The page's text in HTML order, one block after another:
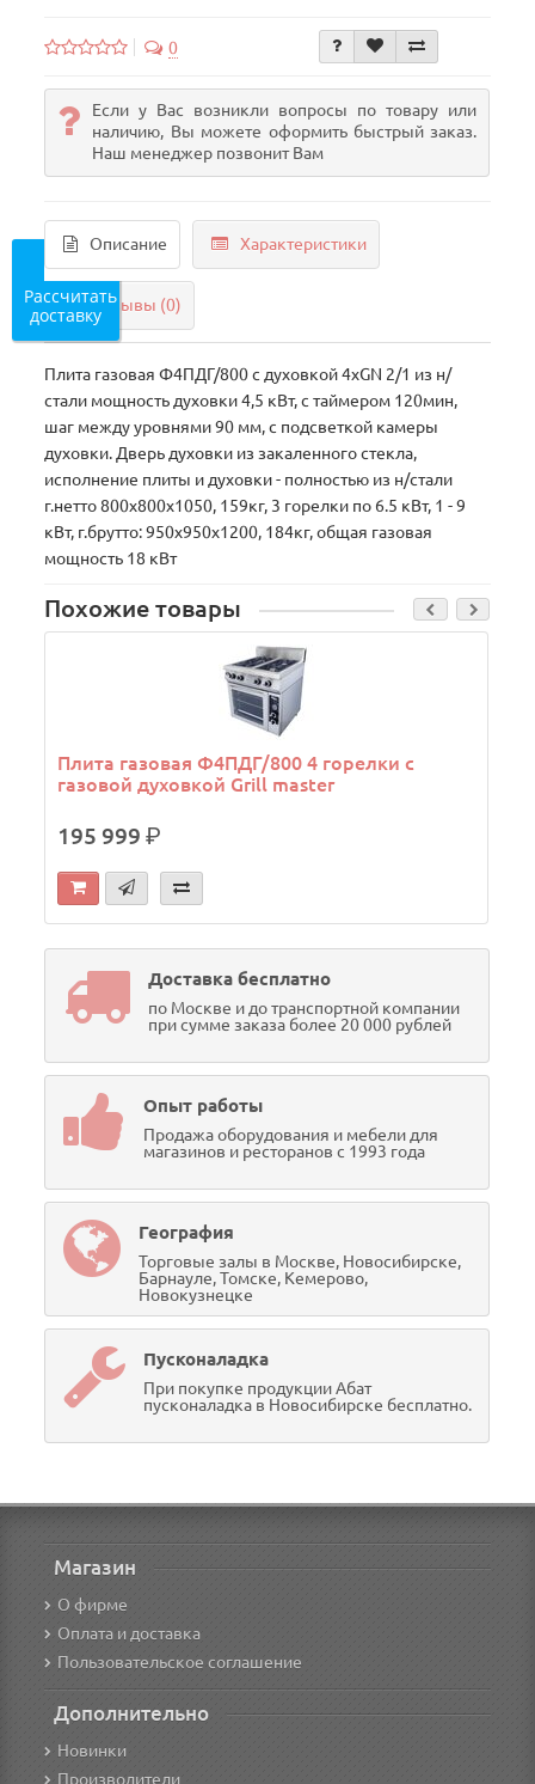
0
Если у Вас возникли вопросы по товару или
наличию, Вы можете оформить быстрый заказ.
Наш менеджер позвонит Вам
Описание Характеристики
Отзывы (0)
Плита газовая Ф4ПДГ/800 с духовкой 4хGN 2/1 из н/
стали мощность духовки 4,5 кВт, с таймером 120мин,
шаг между уровнями 90 мм, с подсветкой камеры
духовки. Дверь духовки из закаленного стекла,
исполнение плиты и духовки - полностью из н/стали
г.нетто 800x800x1050, 159кг, 3 горелки по 6.5 кВт, 1 - 9
кВт, г.брутто: 950х950х1200, 184кг, общая газовая
мощность 18 кВт
Похожие товары
Плита газовая Ф4ПДГ/800 4 горелки с
газовой духовкой Grill master
195 999р.
Доставка бесплатно
по Москве и до транспортной компании
при сумме заказа более 20 000 рублей
Опыт работы
Продажа оборудования и мебели для
магазинов и ресторанов с 1993 года
География
Торговые залы в Москве, Новосибирске,
Барнауле, Томске, Кемерово,
Новокузнецке
Пусконаладка
При покупке продукции Абат
пусконаладка в Новосибирске бесплатно.
Магазин
О фирме
Оплата и доставка
Пользовательское соглашение
Дополнительно
Новинки
Производители
Рассчитать
доставку